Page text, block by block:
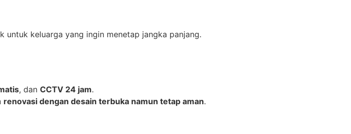
keluarga yang ingin menetap jangka panjang.
, dan CCTV 24 jam.
renovasi dengan desain terbuka namun tetap aman.